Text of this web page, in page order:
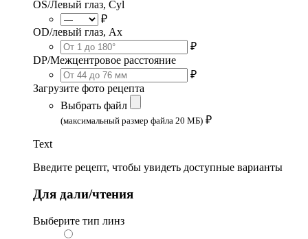
OS/Левый глаз, Cyl
₽
OD/левый глаз, Ax
₽
DP/Межцентровое расстояние
₽
Загрузите фото рецепта
Выбрать файл
(максимальный размер файла 20 МБ) ₽
Text
Введите рецепт, чтобы увидеть доступные варианты
Для дали/чтения
Выберите тип линз